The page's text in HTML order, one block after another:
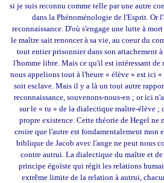
si je suis reconnu comme telle par une autre
dans la Phénoménologie de l'Esprit. Or
reconnaissance. D'où s'engage une lutte à
le maître sait renoncer à sa vie, au coeur du
tout entier prisonnier dans son attachement
l'homme libre. Mais ce qu'il est intéressant de
nous appelions tout à l'heure « élève » est ici
soit esclave. Mais il y a là un tout autre
reconnaissance, souvenons-nous-en ; or ici
sur le « tu » de la dialectique maître-élève ;
propre existence. Cette théorie de Hegel ne
croire que l'autre est fondamentalement mon
biblique de Jacob avec l'ange ne peut nous
contre autrui. La dialectique du maître et
principe égoïste qui régit les relations
extrême limite de la relation à autrui,